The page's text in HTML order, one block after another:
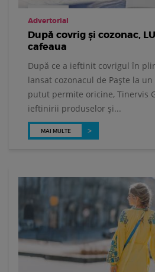
Advertorial
După covrig și cozonac,
cafeaua
După ce a ieftinit covrigul în
lansat cozonacul de Paște la
putut permite oricine, Tinervis
ieftinirii produselor și...
MAI MULTE